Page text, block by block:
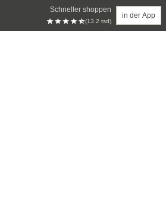
Schneller shoppen
(13.2 tsd)
in der App